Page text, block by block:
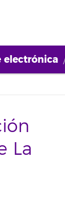
electrónica
La